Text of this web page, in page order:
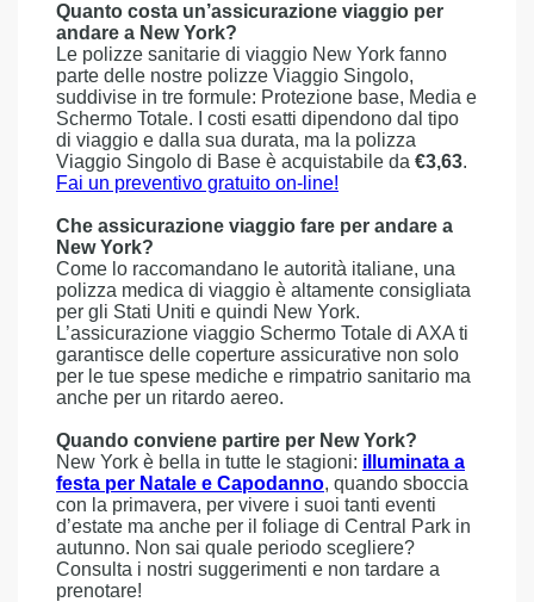
Quanto costa un’assicurazione viaggio per
andare a New York?
Le polizze sanitarie di viaggio New York fanno
parte delle nostre polizze Viaggio Singolo,
suddivise in tre formule: Protezione base, Media e
Schermo Totale. I costi esatti dipendono dal tipo
di viaggio e dalla sua durata, ma la polizza
Viaggio Singolo di Base è acquistabile da €3,63.
Fai un preventivo gratuito on-line!
Che assicurazione viaggio fare per andare a
New York?
Come lo raccomandano le autorità italiane, una
polizza medica di viaggio è altamente consigliata
per gli Stati Uniti e quindi New York.
L’assicurazione viaggio Schermo Totale di AXA ti
garantisce delle coperture assicurative non solo
per le tue spese mediche e rimpatrio sanitario ma
anche per un ritardo aereo.
Quando conviene partire per New York?
New York è bella in tutte le stagioni: illuminata a
festa per Natale e Capodanno, quando sboccia
con la primavera, per vivere i suoi tanti eventi
d’estate ma anche per il foliage di Central Park in
autunno. Non sai quale periodo scegliere?
Consulta i nostri suggerimenti e non tardare a
prenotare!